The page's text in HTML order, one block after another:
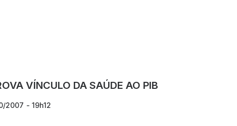
VÍNCULO DA SAÚDE AO PIB
2007 - 19h12